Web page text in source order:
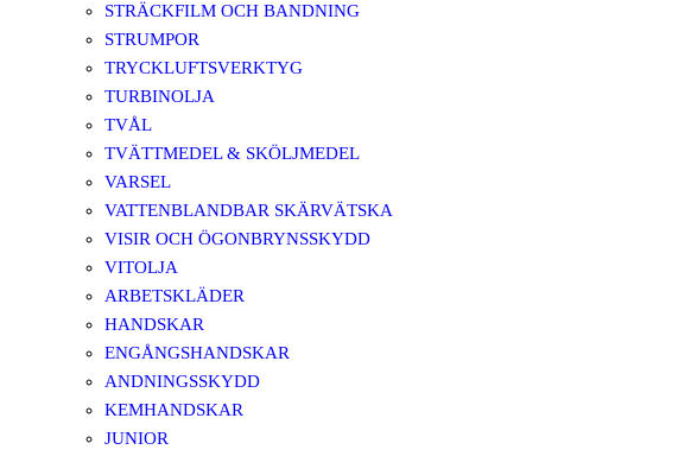
STRÄCKFILM OCH BANDNING
STRUMPOR
TRYCKLUFTSVERKTYG
TURBINOLJA
TVÅL
TVÄTTMEDEL & SKÖLJMEDEL
VARSEL
VATTENBLANDBAR SKÄRVÄTSKA
VISIR OCH ÖGONBRYNSSKYDD
VITOLJA
ARBETSKLÄDER
HANDSKAR
ENGÅNGSHANDSKAR
ANDNINGSSKYDD
KEMHANDSKAR
JUNIOR